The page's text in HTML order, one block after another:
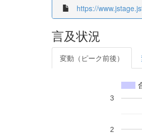
https://
言及状況
変動（ピーク前後）
2
3